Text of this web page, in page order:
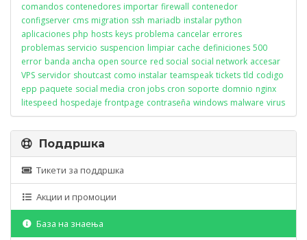
comandos contenedores importar firewall contenedor
configserver cms migration ssh mariadb instalar python
aplicaciones php hosts keys problema cancelar errores
problemas servicio suspencion limpiar cache definiciones 500
error banda ancha open source red social social network accesar
VPS servidor shoutcast como instalar teamspeak tickets tld codigo
epp paquete social media cron jobs cron soporte domnio nginx
litespeed hospedaje frontpage contraseña windows malware virus
Поддршка
Тикети за поддршка
Акции и промоции
База на знаења